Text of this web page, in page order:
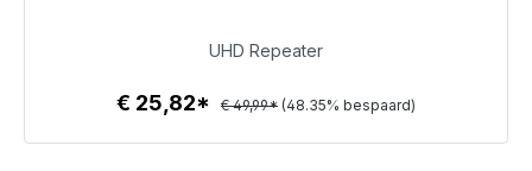
Details
UHD Repeater
€ 25,82* € 49,99* (48.35% bespaard)